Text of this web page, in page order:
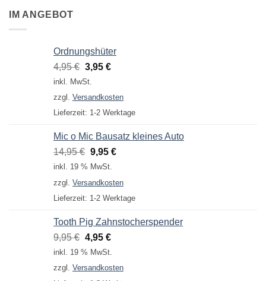
IM ANGEBOT
Ordnungshüter
4,95€ Ursprünglicher
Preis
4,95 €
3,95 €Aktueller
3,95 €.
inkl. MwSt.
zzgl. Versandkosten
Lieferzeit: 1-2 Werktage
Mic o Mic Bausatz kleines Auto
14,95€ Ursprünglicher
Preis
14,95 €
9,95 €Aktueller
9,95 €.
inkl. 19 % MwSt.
zzgl. Versandkosten
Lieferzeit: 1-2 Werktage
Tooth Pig Zahnstocherspender
9,95€ Ursprünglicher
Preis
9,95 €
4,95 €Aktueller
4,95 €.
inkl. 19 % MwSt.
zzgl. Versandkosten